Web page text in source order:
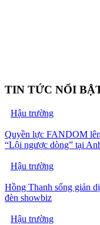
TIN TỨC NỔI
Hậu trường
Quyền lực FANDOM
“Lội ngược dòng” tại
Hậu trường
Hồng Thanh sống giản
đèn showbiz
Hậu trường